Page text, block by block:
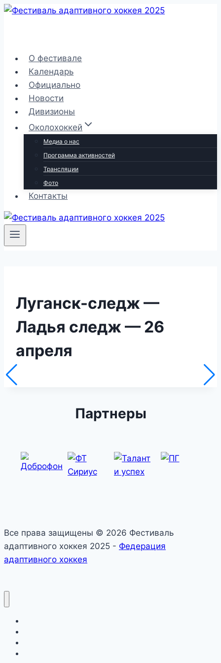
Перейти
О фестивале
Календарь
Официально
Новости
Дивизионы
Околохоккей
Медиа о нас
Программа активностей
Трансляции
Фото
Контакты
Луганск-следж —
Ладья следж — 26
апреля
Партнеры
Все права защищены © 2026 Фестиваль
адаптивного хоккея 2025 - Федерация
адаптивного хоккея